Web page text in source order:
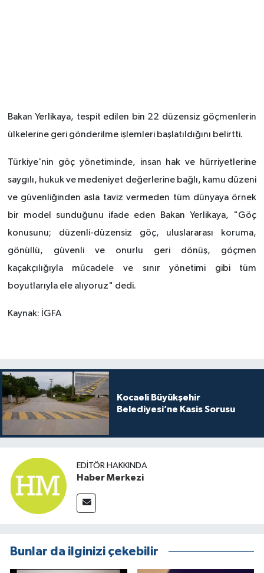
Bakan Yerlikaya, tespit edilen bin 22 düzensiz göçmenlerin
ülkelerine geri gönderilme işlemleri başlatıldığını belirtti.
Türkiye'nin göç yönetiminde, insan hak ve hürriyetlerine
saygılı, hukuk ve medeniyet değerlerine bağlı, kamu düzeni
ve güvenliğinden asla taviz vermeden tüm dünyaya örnek
bir model sunduğunu ifade eden Bakan Yerlikaya, "Göç
konusunu; düzenli-düzensiz göç, uluslararası koruma,
gönüllü, güvenli ve onurlu geri dönüş, göçmen
kaçakçılığıyla mücadele ve sınır yönetimi gibi tüm
boyutlarıyla ele alıyoruz" dedi.
Kaynak: İGFA
Kocaeli Büyükşehir
Belediyesi’ne Kasis Sorusu
EDITÖR HAKKINDA
Haber Merkezi
Bunlar da ilginizi çekebilir